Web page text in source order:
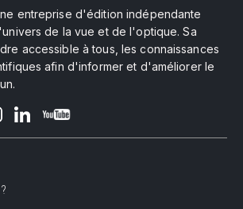
entreprise d'édition indépendante
de la vue et de l'optique. Sa
accessible à tous, les connaissances
afin d'informer et d'améliorer le